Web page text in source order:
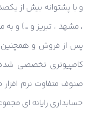
و با پشتوانه بیش از
، مشهد ، تبریز و …) و به
پس از فروش و همچنین
کامپیوتری تخصصی
صنوف متفاوت نرم
حسابداری رایانه ای